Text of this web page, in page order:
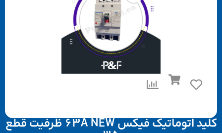
کلید اتوماتیک فیکس 63A NEW ظرفیت قطع